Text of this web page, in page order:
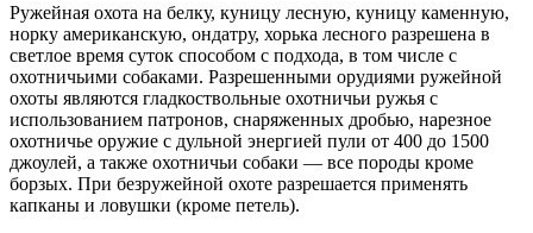
Ружейная охота на белку, куницу лесную, куницу каменную,
норку американскую, ондатру, хорька лесного разрешена в
светлое время суток способом с подхода, в том числе с
охотничьими собаками. Разрешенными орудиями ружейной
охоты являются гладкоствольные охотничьи ружья с
использованием патронов, снаряженных дробью, нарезное
охотничье оружие с дульной энергией пули от 400 до 1500
джоулей, а также охотничьи собаки — все породы кроме
борзых. При безружейной охоте разрешается применять
капканы и ловушки (кроме петель).